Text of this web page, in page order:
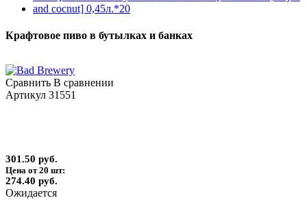
Крафтовое пиво в бутылках и банках
Сравнить В сравнении
Артикул 31551
301.50 руб.
Цена от 20 шт:
274.40 руб.
Ожидается